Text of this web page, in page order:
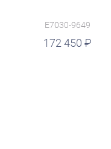
E7030-9649
172 450